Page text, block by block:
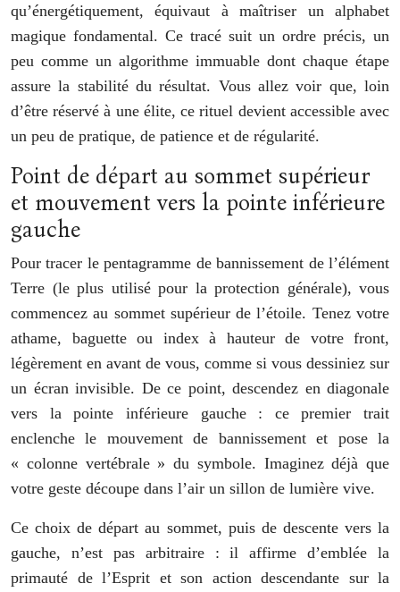
qu’énergétiquement, équivaut à maîtriser un alphabet
magique fondamental. Ce tracé suit un ordre précis, un
peu comme un algorithme immuable dont chaque étape
assure la stabilité du résultat. Vous allez voir que, loin
d’être réservé à une élite, ce rituel devient accessible avec
un peu de pratique, de patience et de régularité.
Point de départ au sommet supérieur
et mouvement vers la pointe inférieure
gauche
Pour tracer le pentagramme de bannissement de l’élément
Terre (le plus utilisé pour la protection générale), vous
commencez au sommet supérieur de l’étoile. Tenez votre
athame, baguette ou index à hauteur de votre front,
légèrement en avant de vous, comme si vous dessiniez sur
un écran invisible. De ce point, descendez en diagonale
vers la pointe inférieure gauche : ce premier trait
enclenche le mouvement de bannissement et pose la
« colonne vertébrale » du symbole. Imaginez déjà que
votre geste découpe dans l’air un sillon de lumière vive.
Ce choix de départ au sommet, puis de descente vers la
gauche, n’est pas arbitraire : il affirme d’emblée la
primauté de l’Esprit et son action descendante sur la